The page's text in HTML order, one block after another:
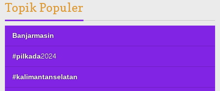
Topik Populer
Banjarmasin
#pilkada2024
#kalimantanselatan